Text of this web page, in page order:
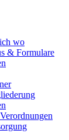
wo
& Formulare